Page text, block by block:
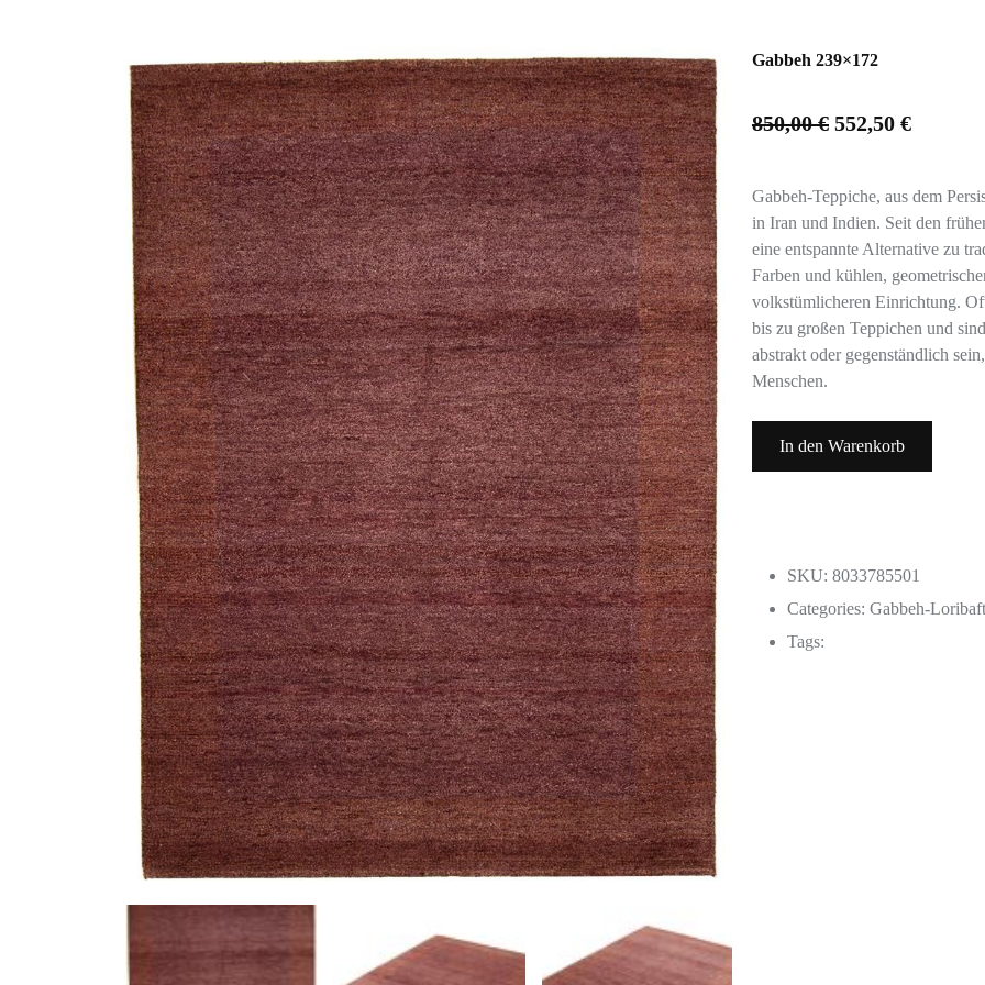
Gabbeh 239×172
850,00€ 552,50 €
Gabbeh-Teppiche, aus dem
in Iran und Indien. Seit den
eine entspannte Alternative zu
Farben und kühlen,
volkstümlicheren Einrichtung.
bis zu großen Teppichen und
abstrakt oder gegenständlich
Menschen.
In den Warenkorb
SKU: 8033785501
Categories: Gabbeh-Loribaft
Tags: